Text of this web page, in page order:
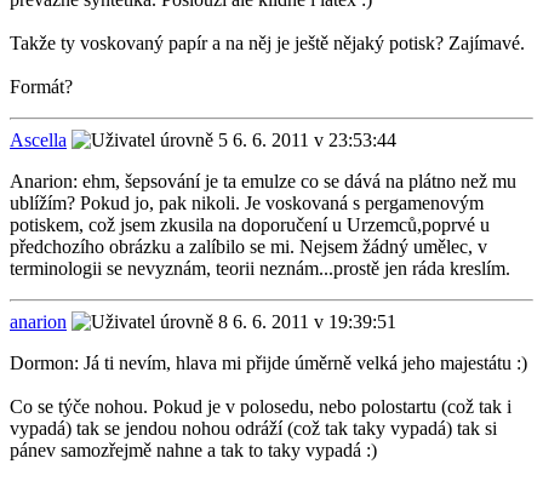
Takže ty voskovaný papír a na něj je ještě nějaký potisk? Zajímavé.
Formát?
Ascella
6. 6. 2011 v 23:53:44
Anarion: ehm, šepsování je ta emulze co se dává na plátno než mu
ublížím? Pokud jo, pak nikoli. Je voskovaná s pergamenovým
potiskem, což jsem zkusila na doporučení u Urzemců,poprvé u
předchozího obrázku a zalíbilo se mi. Nejsem žádný umělec, v
terminologii se nevyznám, teorii neznám...prostě jen ráda kreslím.
anarion
6. 6. 2011 v 19:39:51
Dormon: Já ti nevím, hlava mi přijde úměrně velká jeho majestátu :)
Co se týče nohou. Pokud je v polosedu, nebo polostartu (což tak i
vypadá) tak se jendou nohou odráží (což tak taky vypadá) tak si
pánev samozřejmě nahne a tak to taky vypadá :)